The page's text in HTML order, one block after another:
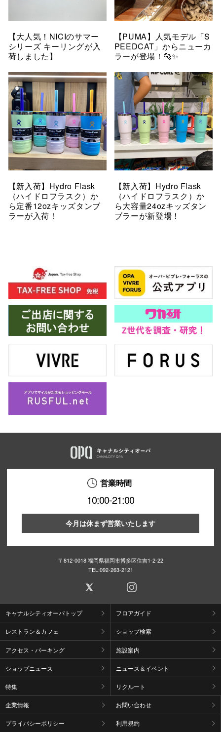
【大人気！NICIのサマー
シリーズ キーリングが入
荷しました】
【PUMA】人気モデル「S
PEEDCAT」からニューカ
ラーが登場！🐆✨
【新入荷】Hydro Flask
（ハイドロフラスク）か
ら定番12ozキッズタンブ
ラーが入荷！
【新入荷】Hydro Flask
（ハイドロフラスク）か
ら大容量24ozキッズタン
ブラーが新登場！
営業時間
10:00-21:00
今月は休まず営業いたします
〒812-0018 福岡県福岡市博多区住吉1-2-22
TEL:092-263-2121
キャナルシティオーパトップ フロアガイド
レストラン＆カフェ ショップ検索
アクセス・パーキング 施設案内
ショップニュース ニュース＆イベント
特集 リクルート
企業情報 お問い合わせ
プライバシーポリシー 利用規約